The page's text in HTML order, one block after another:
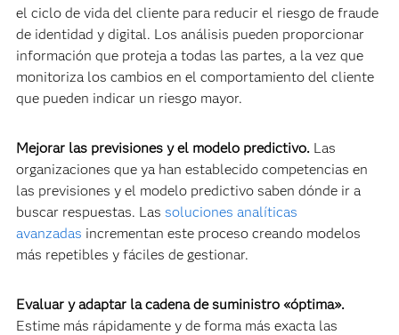
el ciclo de vida del cliente para reducir el riesgo de fraude
de identidad y digital. Los análisis pueden proporcionar
información que proteja a todas las partes, a la vez que
monitoriza los cambios en el comportamiento del cliente
que pueden indicar un riesgo mayor.
Mejorar las previsiones y el modelo predictivo. Las
organizaciones que ya han establecido competencias en
las previsiones y el modelo predictivo saben dónde ir a
buscar respuestas. Las soluciones analíticas
avanzadas incrementan este proceso creando modelos
más repetibles y fáciles de gestionar.
Evaluar y adaptar la cadena de suministro «óptima».
Estime más rápidamente y de forma más exacta las